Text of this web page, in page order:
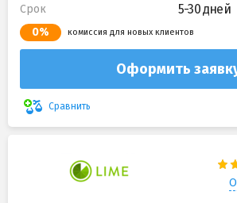
Срок 5-30 дней
0% комиссия для новых клиентов
Оформить
Сравнить